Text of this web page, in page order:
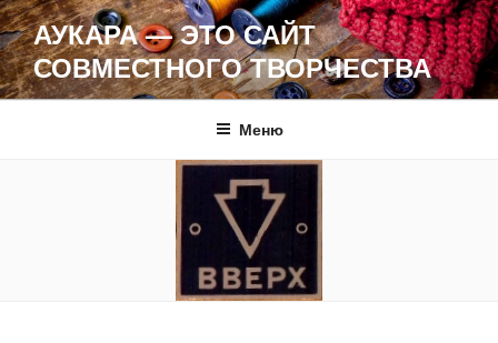
Перейти
к
содержимому
АУКАРА — ЭТО САЙТ
СОВМЕСТНОГО ТВОРЧЕСТВА
Меню